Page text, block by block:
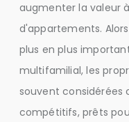
augmenter la valeur
d'appartements.
plus en plus
multifamilial, les
souvent
compétitifs, prêts